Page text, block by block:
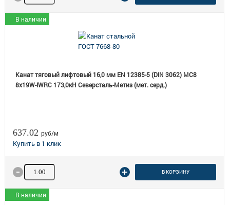
В наличии
Канат тяговый лифтовый 16,0 мм EN 12385-5 (DIN 3062) МС8
8х19W-IWRC 173,0кН Северсталь-Метиз (мет. серд.)
637.02 руб/м
Количество товара В КОРЗИНУ
В наличии